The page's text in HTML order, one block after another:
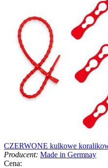
CZERWONE kulkowe
Producent: Made in Germnay
Cena: